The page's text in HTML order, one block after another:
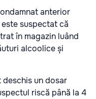
anterior
suspectat că
în magazin luând
alcoolice și
deschis un dosar
riscă până la 4